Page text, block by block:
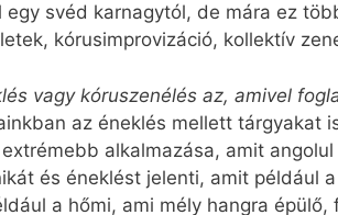
egy svéd karnagytól, de mára ez
kó­rus­impro­vi­zá­ció, kollektív
vagy kóruszenélés az, amivel
az éneklés mellett tárgyakat
alkalmazása, amit
és éneklést jelenti, amit például
a hőmi, ami mély hangra